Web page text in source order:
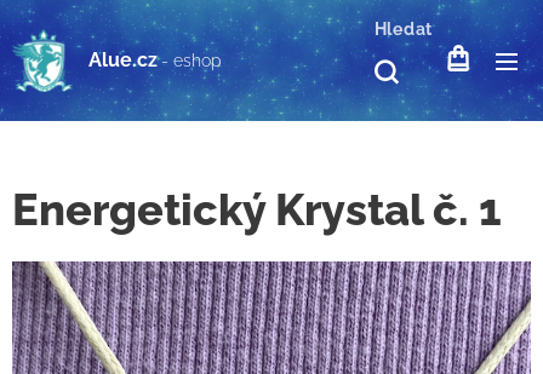
Alue.cz - eshop
Hledat
Energetický Krystal č. 1